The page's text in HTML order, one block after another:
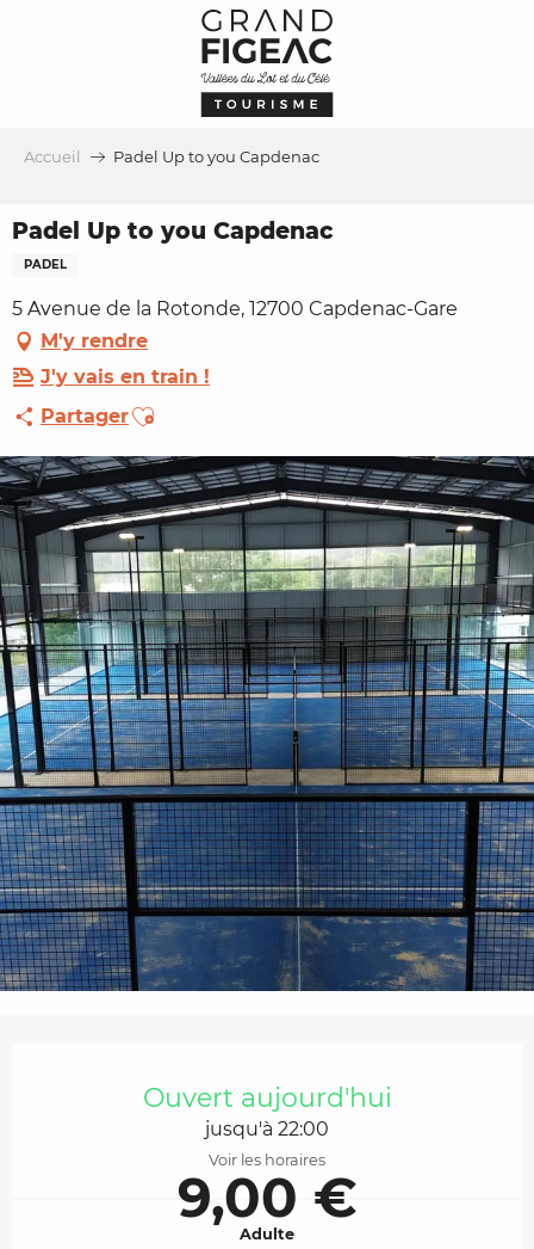
Accueil Padel Up to you Capdenac
Padel Up to you Capdenac
PADEL
5 Avenue de la Rotonde, 12700 Capdenac-Gare
M'y rendre
J'y vais en train !
PartagerAjouter aux favoris
Ouvert aujourd'hui
jusqu'à 22:00
Voir les horaires
9,00 €
Adulte